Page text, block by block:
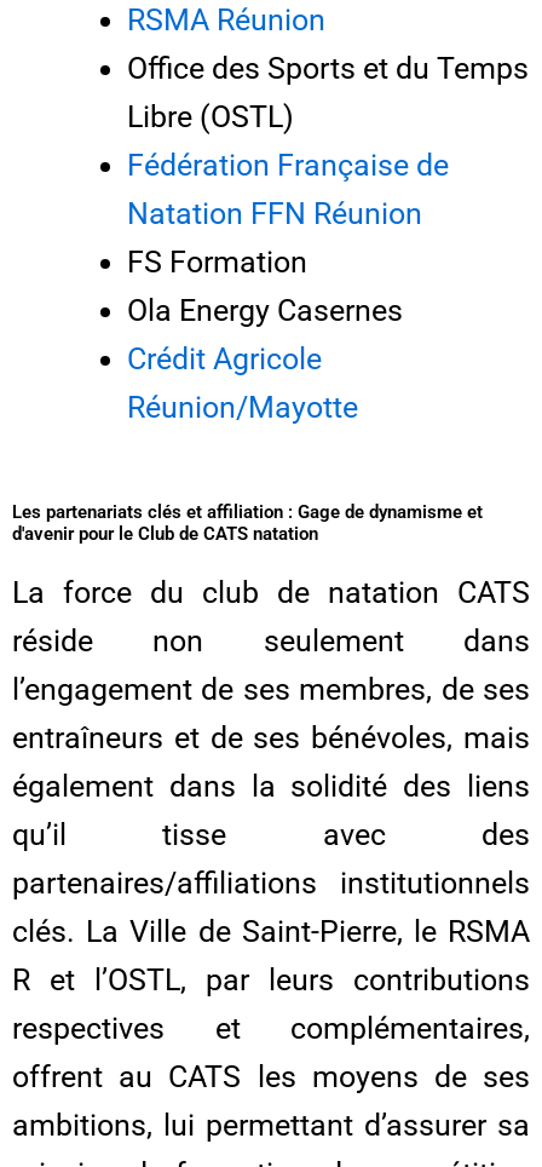
RSMA Réunion
Office des Sports et du Temps
Libre (OSTL)
Fédération Française de
Natation FFN Réunion
FS Formation
Ola Energy Casernes
Crédit Agricole
Réunion/Mayotte
Les partenariats clés et affiliation : Gage de dynamisme et
d'avenir pour le Club de CATS natation
La force du club de natation CATS
réside non seulement dans
l’engagement de ses membres, de ses
entraîneurs et de ses bénévoles, mais
également dans la solidité des liens
qu’il tisse avec des
partenaires/affiliations institutionnels
clés. La Ville de Saint-Pierre, le RSMA
R et l’OSTL, par leurs contributions
respectives et complémentaires,
offrent au CATS les moyens de ses
ambitions, lui permettant d’assurer sa